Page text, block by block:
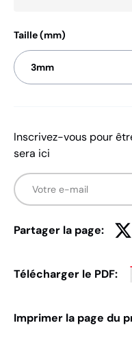
Taille (mm)
3mm
Inscrivez-vous pour
sera ici
E-mail
Partager la page:
Télécharger le PDF:
Imprimer la page du